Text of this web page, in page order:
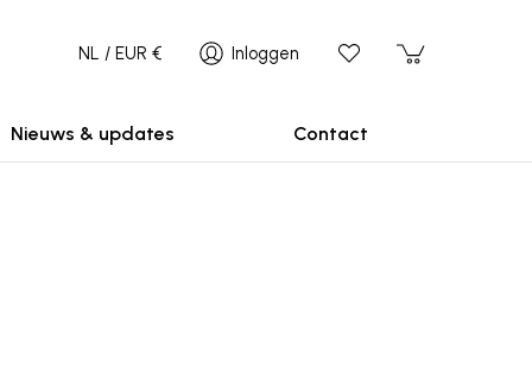
NL / EUR € Inloggen
Nieuws & updates Contact